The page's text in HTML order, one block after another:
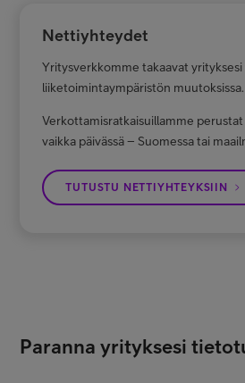
Nettiyhteydet
Yritysverkkomme takaavat
liiketoimintaympäristön muutoksissa.
Verkottamisratkaisuillamme
vaikka päivässä – Suomessa tai
TUTUSTU NETTIYHTEYKSIIN
Paranna yrityksesi